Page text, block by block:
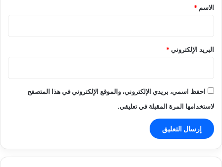
*
الاسم *
البريد الإلكتروني*
احفظ اسمي، بريدي الإلكتروني، والموقع الإلكتروني في هذا المتصفح
لاستخدامها المرة المقبلة في تعليقي.